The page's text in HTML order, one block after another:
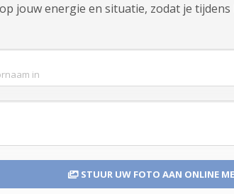
jouw energie en situatie, zodat je
STUUR UW FOTO AAN ONLINE